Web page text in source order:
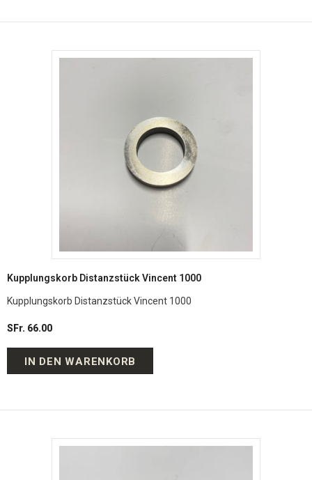
Kupplungskorb Distanzstück Vincent 1000
Kupplungskorb Distanzstück Vincent 1000
SFr. 66.00
IN DEN WARENKORB